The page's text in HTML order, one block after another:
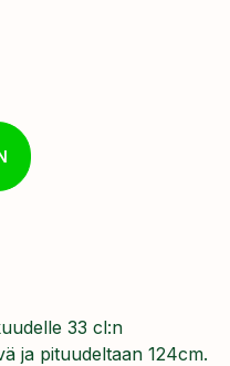
33 cl:n
ja pituudeltaan 124cm.